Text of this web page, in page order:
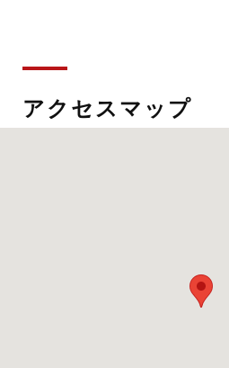
アクセスマップ